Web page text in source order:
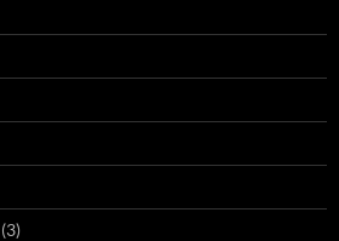
(3)